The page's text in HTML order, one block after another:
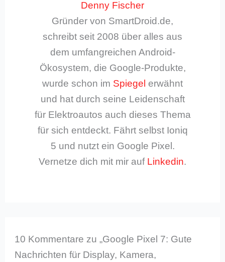
Denny Fischer
Gründer von SmartDroid.de,
schreibt seit 2008 über alles aus
dem umfangreichen Android-
Ökosystem, die Google-Produkte,
wurde schon im Spiegel erwähnt
und hat durch seine Leidenschaft
für Elektroautos auch dieses Thema
für sich entdeckt. Fährt selbst Ioniq
5 und nutzt ein Google Pixel.
Vernetze dich mit mir auf Linkedin.
10 Kommentare zu „Google Pixel 7: Gute
Nachrichten für Display, Kamera,